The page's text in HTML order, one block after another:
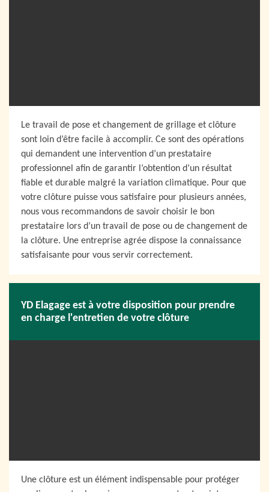
Le travail de pose et changement de grillage et clôture
sont loin d’être facile à accomplir. Ce sont des opérations
qui demandent une intervention d’un prestataire
professionnel afin de garantir l’obtention d’un résultat
fiable et durable malgré la variation climatique. Pour que
votre clôture puisse vous satisfaire pour plusieurs années,
nous vous recommandons de savoir choisir le bon
prestataire lors d’un travail de pose ou de changement de
la clôture. Une entreprise agrée dispose la connaissance
satisfaisante pour vous servir correctement.
YD Elagage est à votre disposition pour prendre
en charge l'entretien de votre clôture
Une clôture est un élément indispensable pour protéger